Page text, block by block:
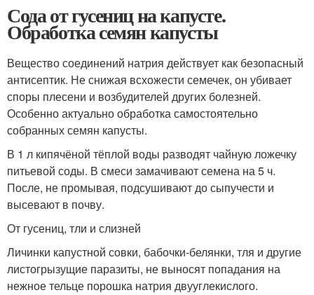
Сода от гусениц на капусте.
Обработка семян капусты
Вещество соединений натрия действует как безопасный
антисептик. Не снижая всхожести семечек, он убивает
споры плесени и возбудителей других болезней.
Особенно актуально обработка самостоятельно
собранных семян капусты.
В 1 л кипячёной тёплой воды разводят чайную ложечку
питьевой соды. В смеси замачивают семена на 5 ч.
После, не промывая, подсушивают до сыпучести и
высевают в почву.
От гусениц, тли и слизней
Личинки капустной совки, бабочки-белянки, тля и другие
листогрызущие паразиты, не выносят попадания на
нежное тельце порошка натрия двууглекислого.